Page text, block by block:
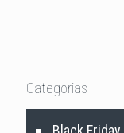
Categorias